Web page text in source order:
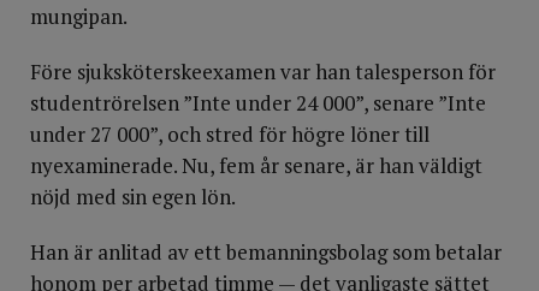
mungipan.
Före sjuksköterskeexamen var han talesperson för
studentrörelsen ”Inte under 24 000”, senare ”Inte
under 27 000”, och stred för högre löner till
nyexaminerade. Nu, fem år senare, är han väldigt
nöjd med sin egen lön.
Han är anlitad av ett bemanningsbolag som betalar
honom per arbetad timme — det vanligaste sättet